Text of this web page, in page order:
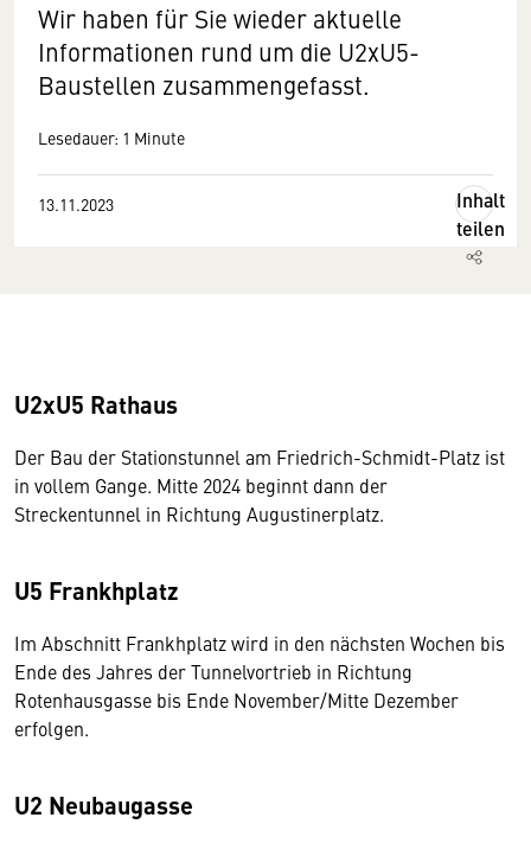
Wir haben für Sie wieder aktuelle
Informationen rund um die U2xU5-
Baustellen zusammengefasst.
Lesedauer: 1 Minute
13.11.2023
Inhalt
teilen
U2xU5 Rathaus
Der Bau der Stationstunnel am Friedrich-Schmidt-Platz ist
in vollem Gange. Mitte 2024 beginnt dann der
Streckentunnel in Richtung Augustinerplatz.
U5 Frankhplatz
Im Abschnitt Frankhplatz wird in den nächsten Wochen bis
Ende des Jahres der Tunnelvortrieb in Richtung
Rotenhausgasse bis Ende November/Mitte Dezember
erfolgen.
U2 Neubaugasse